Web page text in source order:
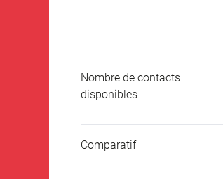
Nombre de contacts
disponibles
Comparatif